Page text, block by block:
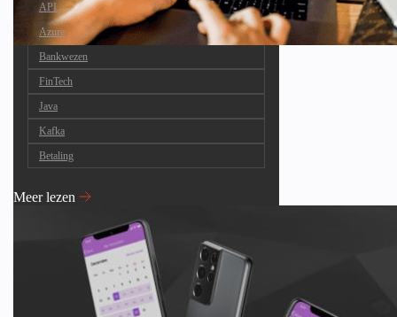
API
Azure
Bankwezen
FinTech
Java
Kafka
Betaling
Meer lezen